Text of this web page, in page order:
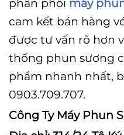
phân phối máy
cam kết bán hàng
được tư vấn rõ hơn
thống phun sương
phẩm nhanh nhất,
0903.709.707.
Công Ty Máy Phun